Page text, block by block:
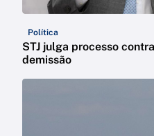
Política
STJ julga processo
demissão